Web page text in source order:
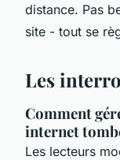
distance. Pas
site - tout se
Les
Comment
internet
Les lecteurs